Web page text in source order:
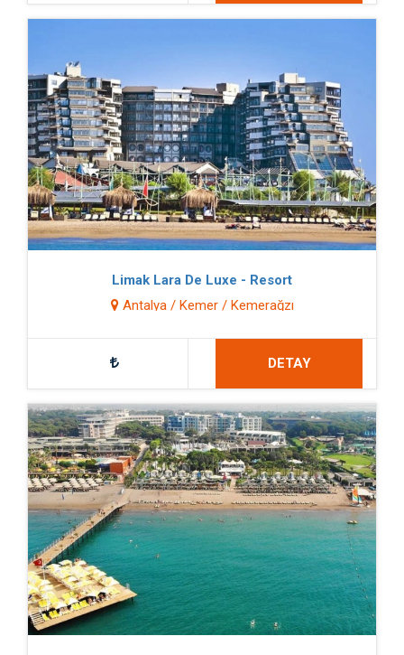
Limak Lara De Luxe - Resort
Antalya / Kemer / Kemerağzı
DETAY